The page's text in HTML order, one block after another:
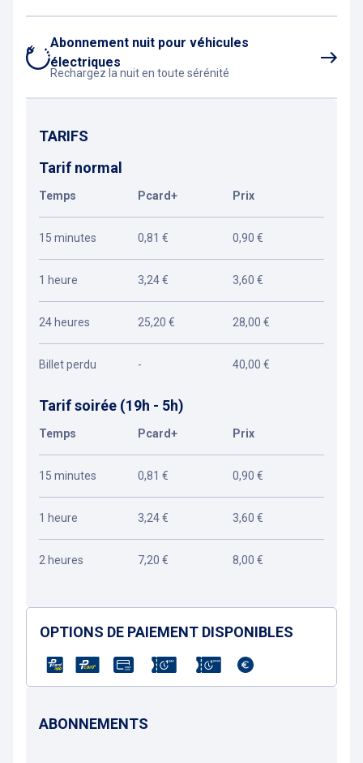
Abonnement nuit pour véhicules
électriques
Rechargez la nuit en toute sérénité
TARIFS
Tarif normal
Temps Pcard+ Prix
15 minutes 0,81 € 0,90 €
1 heure 3,24 € 3,60 €
24 heures 25,20 € 28,00 €
Billet perdu - 40,00 €
Tarif soirée (19h - 5h)
Temps Pcard+ Prix
15 minutes 0,81 € 0,90 €
1 heure 3,24 € 3,60 €
2 heures 7,20 € 8,00 €
OPTIONS DE PAIEMENT DISPONIBLES
ABONNEMENTS